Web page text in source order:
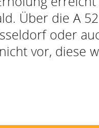
Über die A
oder
vor, diese